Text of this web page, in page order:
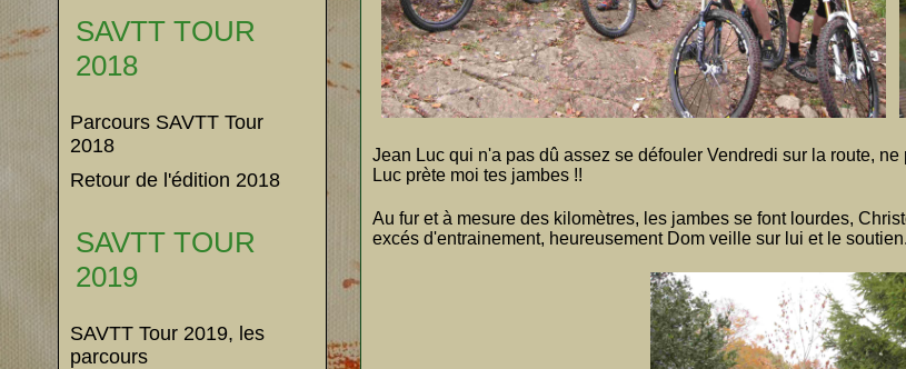
SAVTT TOUR
2018
Parcours SAVTT Tour
2018
Retour de l'édition 2018
SAVTT TOUR
2019
SAVTT Tour 2019, les
parcours
Jean Luc qui n'a pas dû assez se défouler Vendredi sur la route,
Luc prète moi tes jambes !!
Au fur et à mesure des kilomètres, les jambes se font lourdes,
excés d'entrainement, heureusement Dom veille sur lui et le